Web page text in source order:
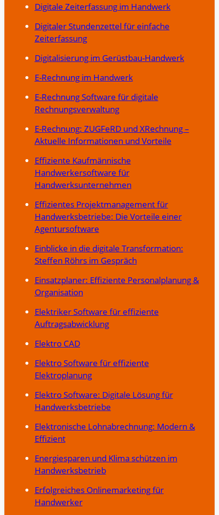
Digitale Zeiterfassung im Handwerk
Digitaler Stundenzettel für einfache
Zeiterfassung
Digitalisierung im Gerüstbau-Handwerk
E-Rechnung im Handwerk
E-Rechnung Software für digitale
Rechnungsverwaltung
E-Rechnung: ZUGFeRD und XRechnung –
Aktuelle Informationen und Vorteile
Effiziente Kaufmännische
Handwerkersoftware für
Handwerksunternehmen
Effizientes Projektmanagement für
Handwerksbetriebe: Die Vorteile einer
Agentursoftware
Einblicke in die digitale Transformation:
Steffen Röhrs im Gespräch
Einsatzplaner: Effiziente Personalplanung &
Organisation
Elektriker Software für effiziente
Auftragsabwicklung
Elektro CAD
Elektro Software für effiziente
Elektroplanung
Elektro Software: Digitale Lösung für
Handwerksbetriebe
Elektronische Lohnabrechnung: Modern &
Effizient
Energiesparen und Klima schützen im
Handwerksbetrieb
Erfolgreiches Onlinemarketing für
Handwerker